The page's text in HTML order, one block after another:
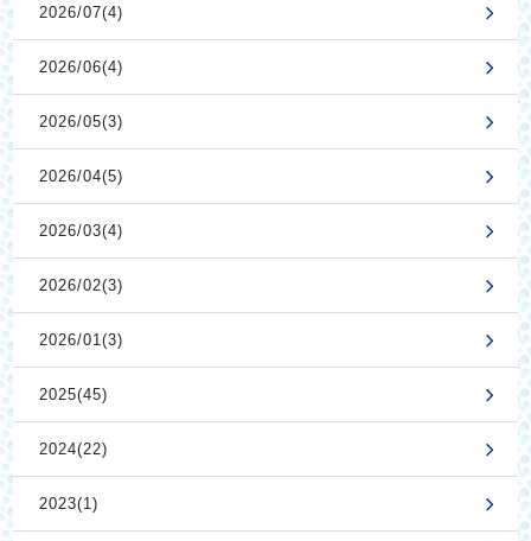
2026/07(4)
2026/06(4)
2026/05(3)
2026/04(5)
2026/03(4)
2026/02(3)
2026/01(3)
2025(45)
2024(22)
2023(1)